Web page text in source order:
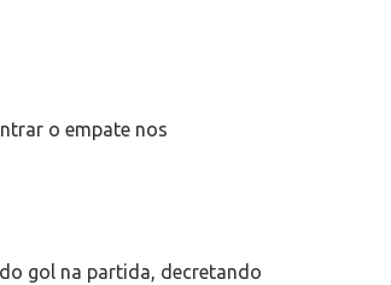
o empate nos
gol na partida, decretando